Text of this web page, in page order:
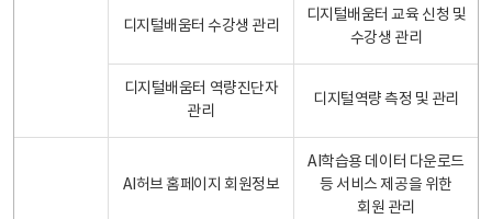
디지털배움터 수강생 관리
디지털배움터 교육 신청 및
수강생 관리
디지털배움터 역량진단자
관리
디지털역량 측정 및 관리
AI허브 홈페이지 회원정보
AI학습용 데이터 다운로드
등 서비스 제공을 위한
회원 관리